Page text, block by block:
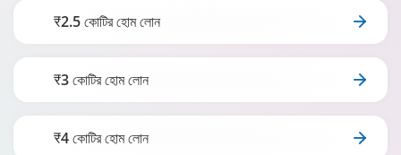
₹2.5 কোটির হোম লোন
₹3 কোটির হোম লোন
₹4 কোটির হোম লোন